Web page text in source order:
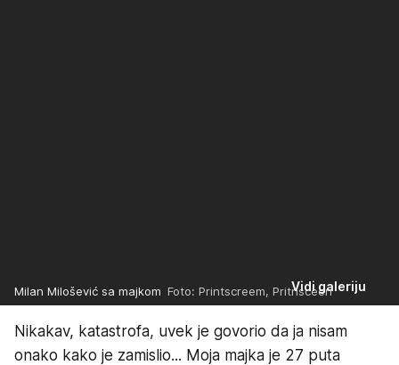
Vidi galeriju
Milan Milošević sa majkom Foto: Printscreem, Pritnsceen
Nikakav, katastrofa, uvek je govorio da ja nisam
onako kako je zamislio... Moja majka je 27 puta